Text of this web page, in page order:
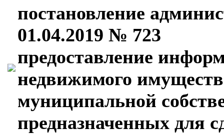
постановление
01.04.2019 № 723
предоставление
недвижимого
муниципальной
предназначенных для